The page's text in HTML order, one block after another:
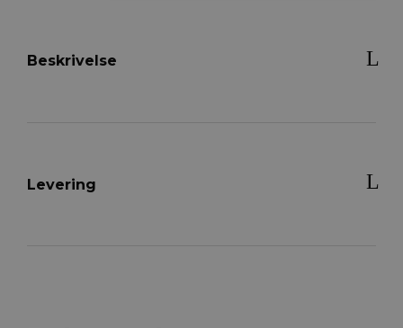
Beskrivelse
Levering